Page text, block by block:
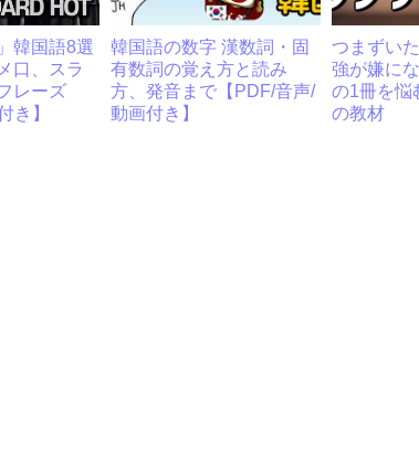
韓国語8選
口、スラ
レーズ
き】
韓国語の数字 漢数詞・固
有数詞の覚え方と読み
方、発音まで【PDF/音声/
動画付き】
つまずい
強が嫌に
の1冊を悩
の教材